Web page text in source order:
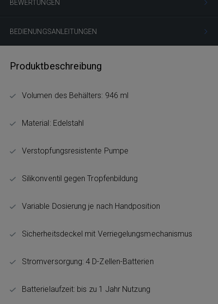
BEWERTUNGEN
BEDIENUNGSANLEITUNGEN
Produktbeschreibung
Volumen des Behälters: 946 ml
Material: Edelstahl
Verstopfungsresistente Pumpe
Silikonventil gegen Tropfenbildung
Variable Dosierung je nach Handposition
Sicherheitsdeckel mit Verriegelungsmechanismus
Stromversorgung: 4 D-Zellen-Batterien
Batterielaufzeit: bis zu 1 Jahr Nutzung